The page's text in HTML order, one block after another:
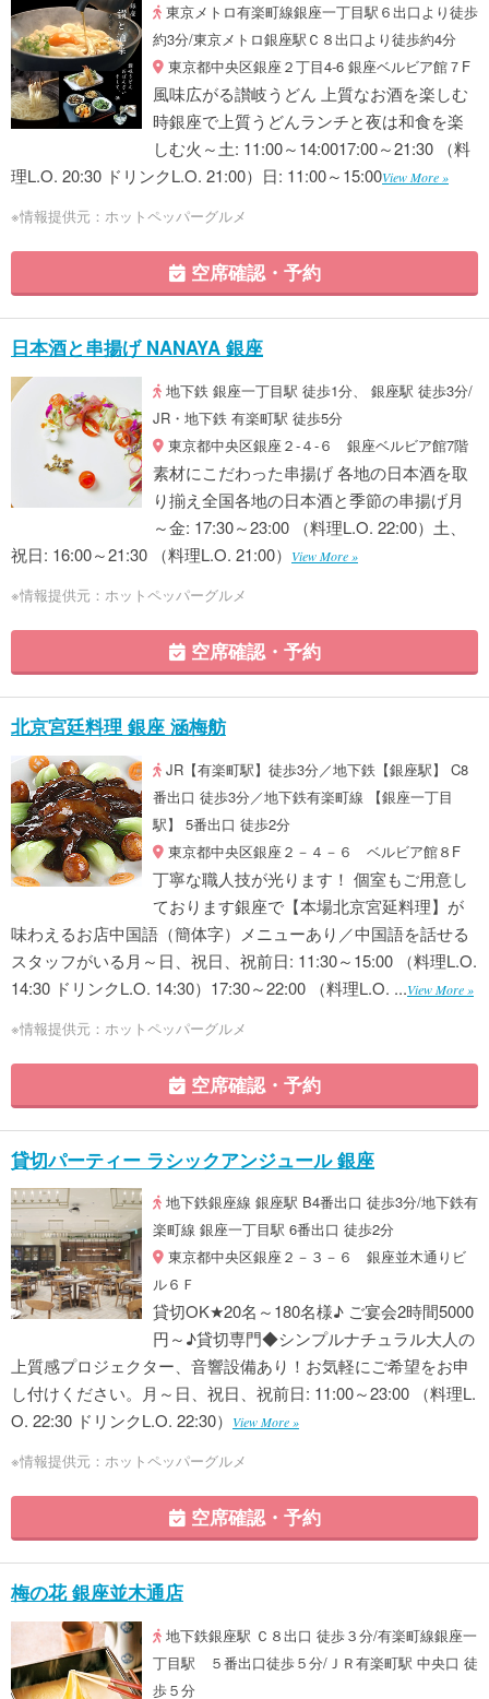
東京メトロ有楽町線銀座一丁目駅６出口より徒歩
約3分/東京メトロ銀座駅Ｃ８出口より徒歩約4分
東京都中央区銀座２丁目4-6 銀座ベルビア館７F
風味広がる讃岐うどん 上質なお酒を楽しむ
時銀座で上質うどんランチと夜は和食を楽
しむ火～土: 11:00～14:0017:00～21:30 （料
理L.O. 20:30 ドリンクL.O. 21:00）日: 11:00～15:00View More »
※情報提供元：ホットペッパーグルメ
空席確認・予約
日本酒と串揚げ NANAYA 銀座
地下鉄 銀座一丁目駅 徒歩1分、 銀座駅 徒歩3分/
JR・地下鉄 有楽町駅 徒歩5分
東京都中央区銀座２-４-６ 銀座ベルビア館7階
素材にこだわった串揚げ 各地の日本酒を取
り揃え全国各地の日本酒と季節の串揚げ月
～金: 17:30～23:00 （料理L.O. 22:00）土、
祝日: 16:00～21:30 （料理L.O. 21:00）
View More »
※情報提供元：ホットペッパーグルメ
空席確認・予約
北京宮廷料理 銀座 涵梅舫
JR【有楽町駅】徒歩3分／地下鉄【銀座駅】 C8
番出口 徒歩3分／地下鉄有楽町線 【銀座一丁目
駅】 5番出口 徒歩2分
東京都中央区銀座２－４－６ ベルビア館８F
丁寧な職人技が光ります！ 個室もご用意し
ております銀座で【本場北京宮延料理】が
味わえるお店中国語（簡体字）メニューあり／中国語を話せる
スタッフがいる月～日、祝日、祝前日: 11:30～15:00 （料理L.O.
14:30 ドリンクL.O. 14:30）17:30～22:00 （料理L.O. ...View More »
※情報提供元：ホットペッパーグルメ
空席確認・予約
貸切パーティー ラシックアンジュール 銀座
地下鉄銀座線 銀座駅 B4番出口 徒歩3分/地下鉄有
楽町線 銀座一丁目駅 6番出口 徒歩2分
東京都中央区銀座２－３－６ 銀座並木通りビ
ル６Ｆ
貸切OK★20名～180名様♪ ご宴会2時間5000
円～♪貸切専門◆シンプルナチュラル大人の
上質感プロジェクター、音響設備あり！お気軽にご希望をお申
し付けください。月～日、祝日、祝前日: 11:00～23:00 （料理L.
O. 22:30 ドリンクL.O. 22:30）
View More »
※情報提供元：ホットペッパーグルメ
空席確認・予約
梅の花 銀座並木通店
地下鉄銀座駅 Ｃ８出口 徒歩３分/有楽町線銀座一
丁目駅 ５番出口徒歩５分/ＪＲ有楽町駅 中央口 徒
歩５分